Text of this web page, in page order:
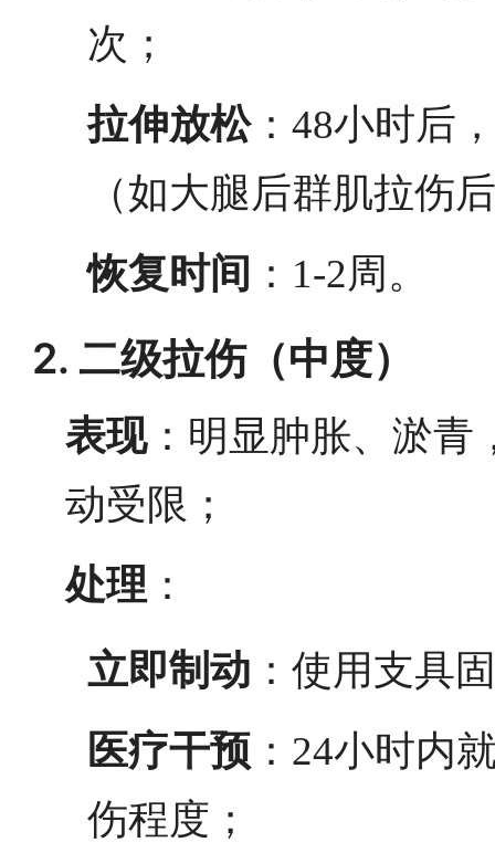
次；
拉伸放松：48小时后
（如大腿后群肌拉伤
恢复时间 ：1-2周。
2. 二级拉伤（中度）
表现：明显肿胀、淤青
动受限；
处理 ：
立即制动 ：使用支具
医疗干预 ：24小时内
伤程度；